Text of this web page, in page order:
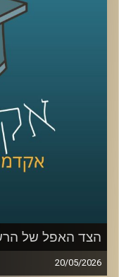
נכנסת אל תוך חדרי
ולעיתים גם אל תוך
האם זה הופך את
האופן שבו רופאים
כדי להבין איך
התחומים הכי
איתנו היום פרופ’
בבילינסון ומשנה
שנמצאת בחזית של
עבודה קלינית
קרדיט תמונות:
הצד האפל של
20/05/2026